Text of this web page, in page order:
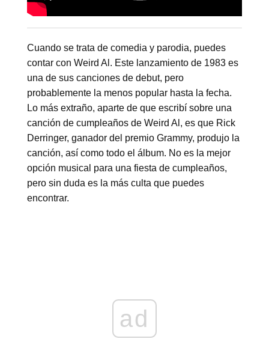
Cuando se trata de comedia y parodia, puedes
contar con Weird Al. Este lanzamiento de 1983 es ​​
una de sus canciones de debut, pero
probablemente la menos popular hasta la fecha.
Lo más extraño, aparte de que escribí sobre una
canción de cumpleaños de Weird Al, es que Rick
Derringer, ganador del premio Grammy, produjo la
canción, así como todo el álbum. No es la mejor
opción musical para una fiesta de cumpleaños,
pero sin duda es la más culta que puedes
encontrar.
ad